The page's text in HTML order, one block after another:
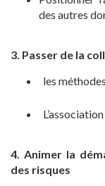
des autres
3. Passer de la
les
4. Animer la
des risques